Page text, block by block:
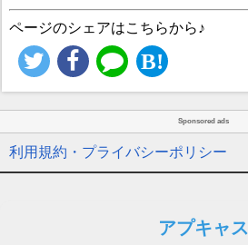
ページのシェアはこちらから♪
Sponsored ads
利用規約・プライバシーポリシー
アプキャス